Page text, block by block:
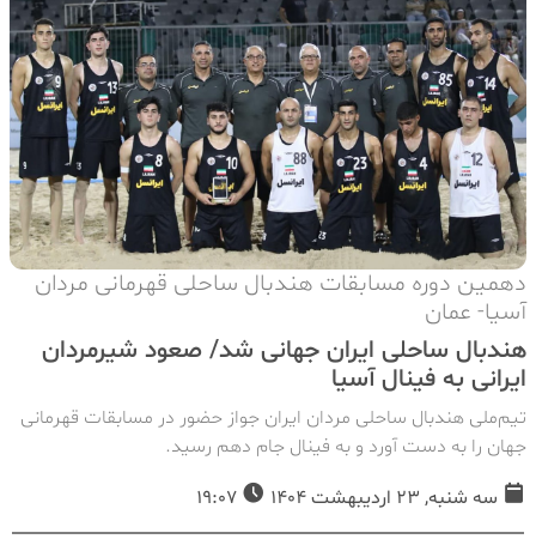
دهمین دوره مسابقات هندبال ساحلی قهرمانی مردان
آسیا- عمان
هندبال ساحلی ایران جهانی شد/ صعود شیرمردان
ایرانی به فینال آسیا
تیم‌ملی هندبال ساحلی مردان ایران جواز حضور در مسابقات قهرمانی
جهان را به دست آورد و به فینال جام دهم رسید.
سه شنبه, 23 اردیبهشت 1404